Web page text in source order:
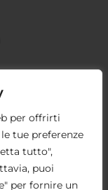
per offrirti
tue preferenze
tutto",
puoi
per fornire un